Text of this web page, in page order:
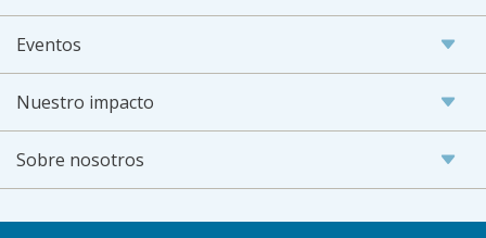
Eventos
Nuestro impacto
Sobre nosotros